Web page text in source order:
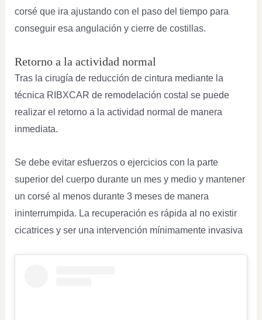
corsé que ira ajustando con el paso del tiempo para
conseguir esa angulación y cierre de costillas.
Retorno a la actividad normal
Tras la cirugía de reducción de cintura mediante la
técnica RIBXCAR de remodelación costal se puede
realizar el retorno a la actividad normal de manera
inmediata.
Se debe evitar esfuerzos o ejercicios con la parte
superior del cuerpo durante un mes y medio y mantener
un corsé al menos durante 3 meses de manera
ininterrumpida. La recuperación es rápida al no existir
cicatrices y ser una intervención mínimamente invasiva